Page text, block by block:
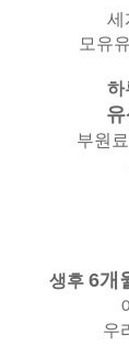
세
모유
하
부원
생후 6개
우